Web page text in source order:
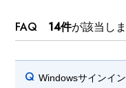
FAQ 14件が該当し
Q Windowsサインイ